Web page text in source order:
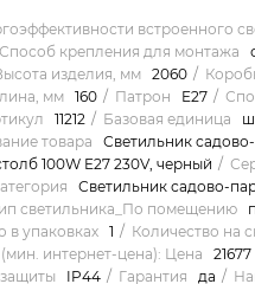
встроенного
Способ крепления для монтажа
изделия, мм 2060
мм
160 Патрон E27
11212 Базовая единица
товара
Светильник
столб 100W E27 230V, черный
Светильник садово-
светильника_По помещению
в упаковках
1
Количество на
интернет-цена): Цена 21677
IP44 Гарантия да